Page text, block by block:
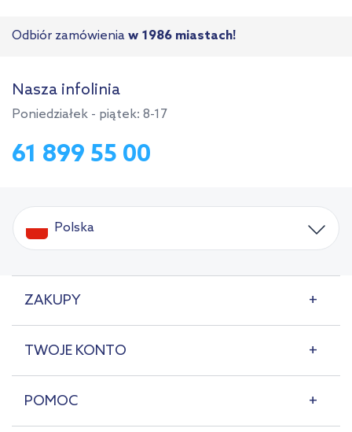
Odbiór zamówienia w 1986 miastach!
Nasza infolinia
Poniedziałek - piątek: 8-17
61 899 55 00
Polska
ZAKUPY
TWOJE KONTO
POMOC